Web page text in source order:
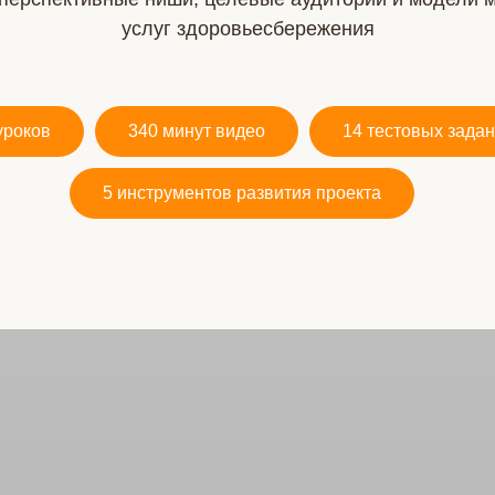
услуг здоровьесбережения
340 минут видео 14 тестовых
5 инструментов развития проекта